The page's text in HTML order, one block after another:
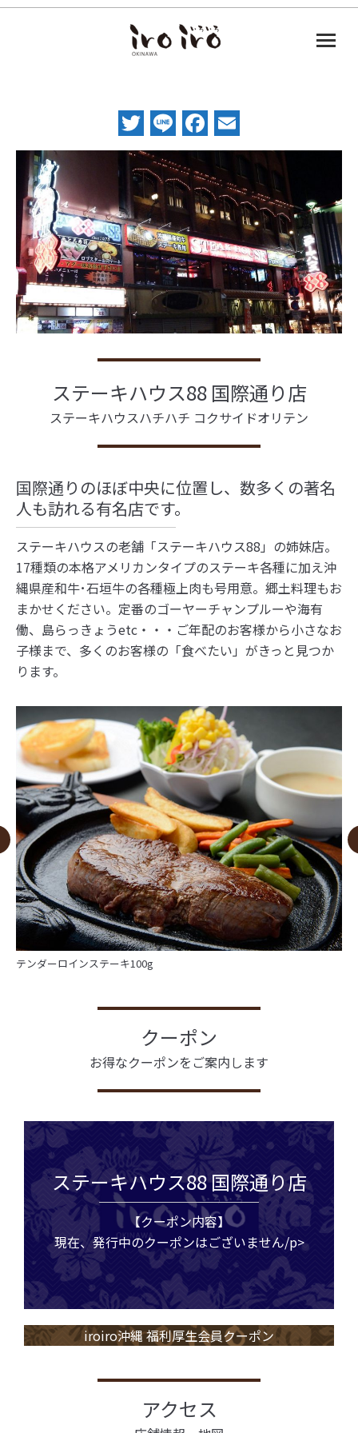
Twitter
LineFacebook
ステーキハウス88 国際通り店
ステーキハウスハチハチ コクサイドオリテン
国際通りのほぼ中央に位置し、数多くの著名
人も訪れる有名店です。
ステーキハウスの老舗「ステーキハウス88」の姉妹店。
17種類の本格アメリカンタイプのステーキ各種に加え沖
縄県産和牛･石垣牛の各種極上肉も号用意。郷土料理もお
まかせください。定番のゴーヤーチャンプルーや海有
働、島らっきょうetc・・・ご年配のお客様から小さなお
子様まで、多くのお客様の「食べたい」がきっと見つか
ります。
テンダーロインステーキ100g
クーポン
お得なクーポンをご案内します
ステーキハウス88 国際通り店
【クーポン内容】
現在、発行中のクーポンはございません/p>
iroiro沖縄 福利厚生会員クーポン
アクセス